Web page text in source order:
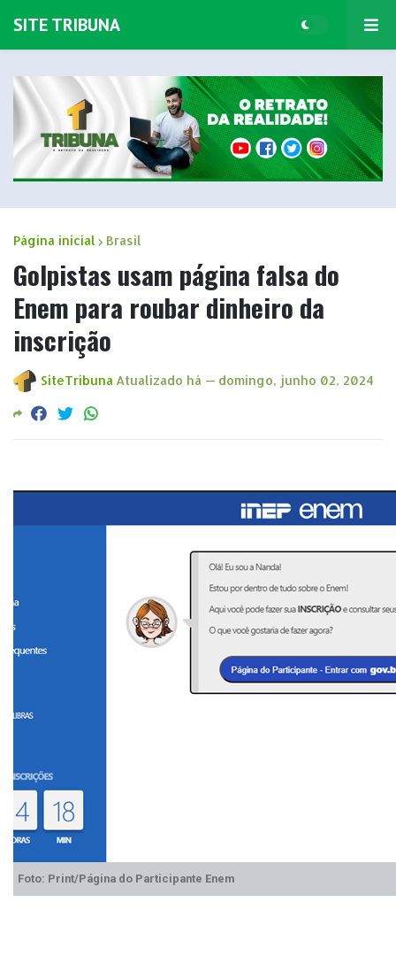
SITE TRIBUNA
Página inicial Brasil
Golpistas usam página falsa do
Enem para roubar dinheiro da
inscrição
SiteTribuna Atualizado há — domingo, junho 02, 2024
Foto: Print/Página do Participante Enem